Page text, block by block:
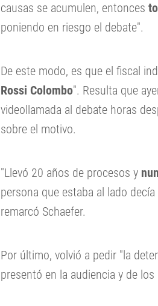
causas se acumulen, entonces
poniendo en riesgo el debate".
De este modo, es que el fiscal
Rossi Colombo". Resulta que
videollamada al debate horas
sobre el motivo.
"Llevó 20 años de procesos y
persona que estaba al lado
remarcó Schaefer.
Por último, volvió a pedir "la
presentó en la audiencia y de